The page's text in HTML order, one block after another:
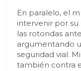
En paralelo, el
intervenir por
las rotondas
argumentando
seguridad vial.
también contra